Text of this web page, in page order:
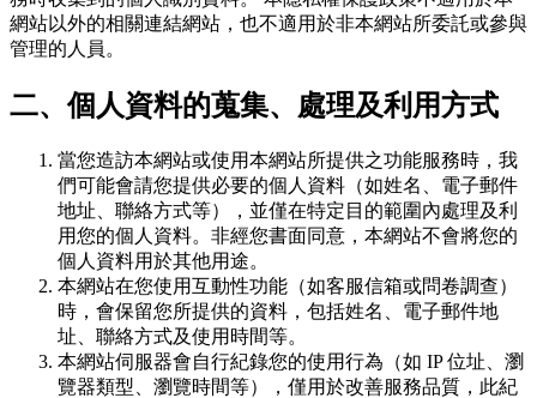
網站以外的相關連結網站，也不適用於非本網站所委託或參與
管理的人員。
二、個人資料的蒐集、處理及利用方式
當您造訪本網站或使用本網站所提供之功能服務時，我
們可能會請您提供必要的個人資料（如姓名、電子郵件
地址、聯絡方式等），並僅在特定目的範圍內處理及利
用您的個人資料。非經您書面同意，本網站不會將您的
個人資料用於其他用途。
本網站在您使用互動性功能（如客服信箱或問卷調查）
時，會保留您所提供的資料，包括姓名、電子郵件地
址、聯絡方式及使用時間等。
本網站伺服器會自行紀錄您的使用行為（如 IP 位址、瀏
覽器類型、瀏覽時間等），僅用於改善服務品質，此紀